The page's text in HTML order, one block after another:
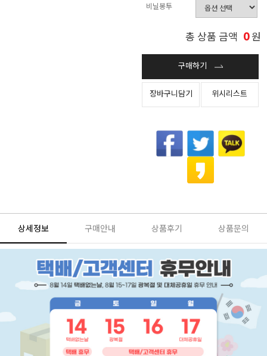
비닐봉투
총 상품 금액 0원
구매하기
장바구니담기 위시리스트
상세정보 구매안내 상품후기 상품문의